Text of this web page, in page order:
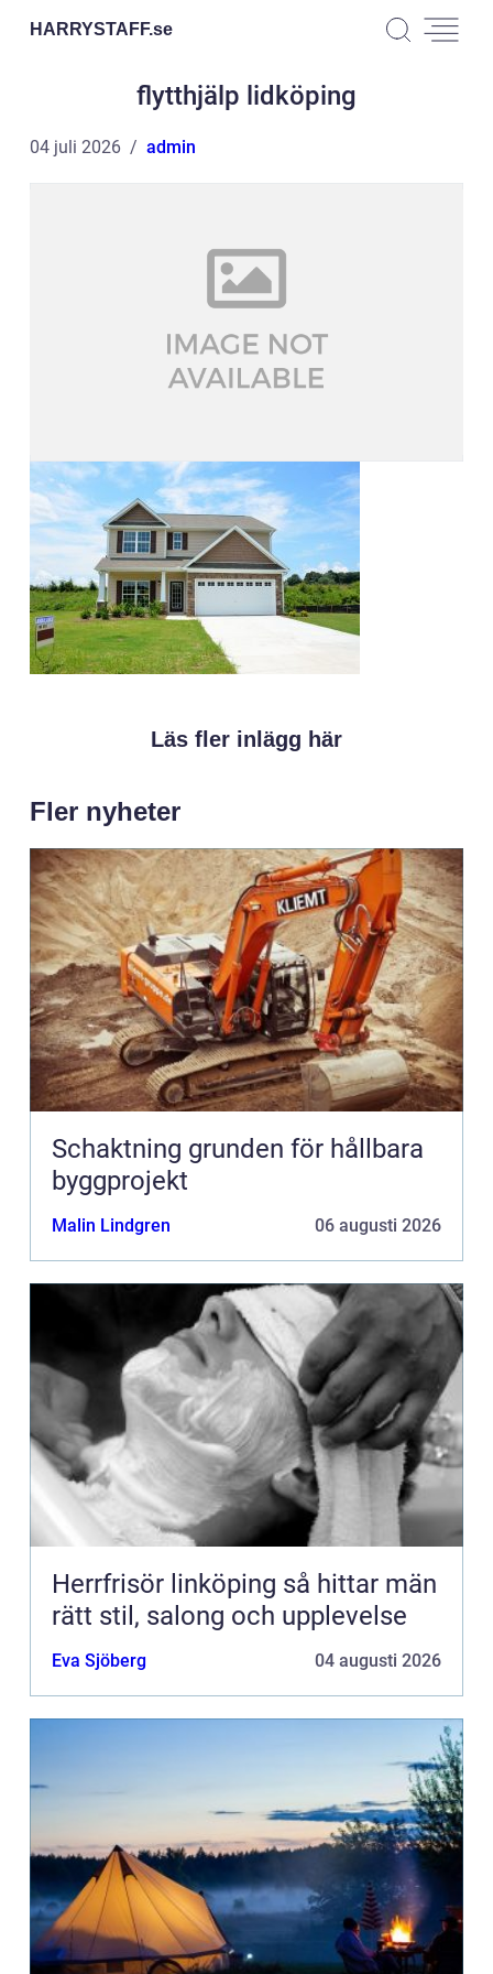
HARRYSTAFF.se
flytthjälp lidköping
04 juli 2026 admin
Läs fler inlägg här
Fler nyheter
Schaktning grunden för hållbara
byggprojekt
Malin Lindgren 06 augusti 2026
Herrfrisör linköping så hittar män
rätt stil, salong och upplevelse
Eva Sjöberg 04 augusti 2026